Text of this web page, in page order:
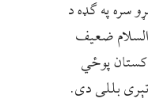
سره په ګډه د
ضعیف
پوځي
بللی دی.